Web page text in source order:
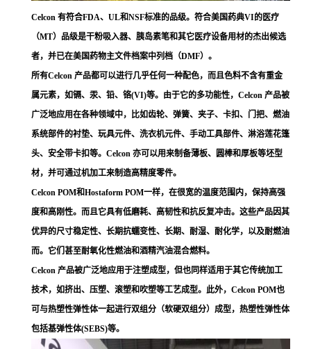
Celcon 有符合FDA、UL和NSF标准的品级。符合美国药典VI的医疗
（MT）品级是干粉吸入器、胰岛素笔和其它医疗设备用材的杰出候选
者，并已在美国药物主文件档案中列档（DMF）。
所有Celcon 产品都可以进行几乎任何一种配色，而且色料不含有重金
属元素，如镉、汞、铅、铬(VI)等。由于它的多功能性，Celcon 产品被
广泛地应用在各种领域中，比如齿轮、弹簧、夹子、卡扣、门把、燃油
系统部件的衬垫、玩具元件、洗衣机元件、手动工具部件、淋浴莲花篷
头、安全带卡扣等。Celcon 亦可以用来制备薄板、圆棒和厚板等坯型
材，并可通过机加工来制造高精度零件。
Celcon POM和Hostaform POM一样，在很宽的温度范围内，保持高强
度和高刚性。而且它具有低磨耗、高韧性和抗反复冲击。这些产品因其
优异的尺寸稳定性、长期抗蠕变性、长期、耐湿、耐化学，以及耐燃油
而。它们甚至耐氧化性燃油和酒精汽油混合燃料。
Celcon 产品被广泛地应用于注塑成型，但也同样适用于其它传统加工
技术，如挤出、压塑、滚塑和吹塑等工艺成型。此外，Celcon POM也
可与热塑性弹性体一起进行双组分（软硬双组分）成型，热塑性弹性体
包括基弹性体(SEBS)等。